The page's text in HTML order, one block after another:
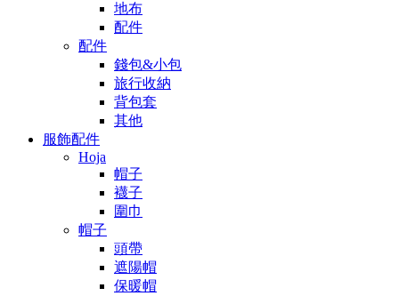
地布
配件
配件
錢包&小包
旅行收納
背包套
其他
服飾配件
Hoja
帽子
襪子
圍巾
帽子
頭帶
遮陽帽
保暖帽